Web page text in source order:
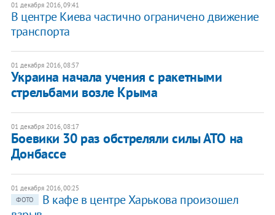
01 декабря 2016, 09:41
В центре Киева частично ограничено движение
транспорта
01 декабря 2016, 08:57
Украина начала учения с ракетными
стрельбами возле Крыма
01 декабря 2016, 08:17
Боевики 30 раз обстреляли силы АТО на
Донбассе
01 декабря 2016, 00:25
ФОТО
В кафе в центре Харькова произошел